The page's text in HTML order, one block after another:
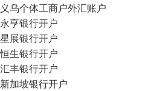
义乌个体工商户外汇账户
永亨银行开户
星展银行开户
恒生银行开户
汇丰银行开户
新加坡银行开户